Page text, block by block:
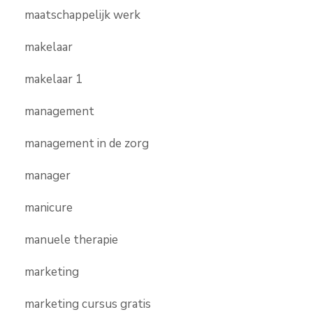
maatschappelijk werk
makelaar
makelaar 1
management
management in de zorg
manager
manicure
manuele therapie
marketing
marketing cursus gratis